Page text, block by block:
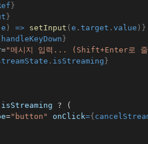
}
}
e ) => setInput (e . target . value ) }
handleKeyDown}
="메시지 입력... (Shift+Enter로 줄
. isStreaming}
isStreaming ?
(
=" button " onClick={